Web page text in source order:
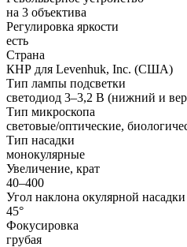
на 3 объектива
Регулировка яркости
есть
Страна
КНР для Levenhuk, Inc. (США)
Тип лампы подсветки
светодиод 3–3,2 В (нижний и
Тип микроскопа
световые/оптические,
Тип насадки
монокулярные
Увеличение, крат
40–400
Угол наклона окулярной насадки
45°
Фокусировка
грубая